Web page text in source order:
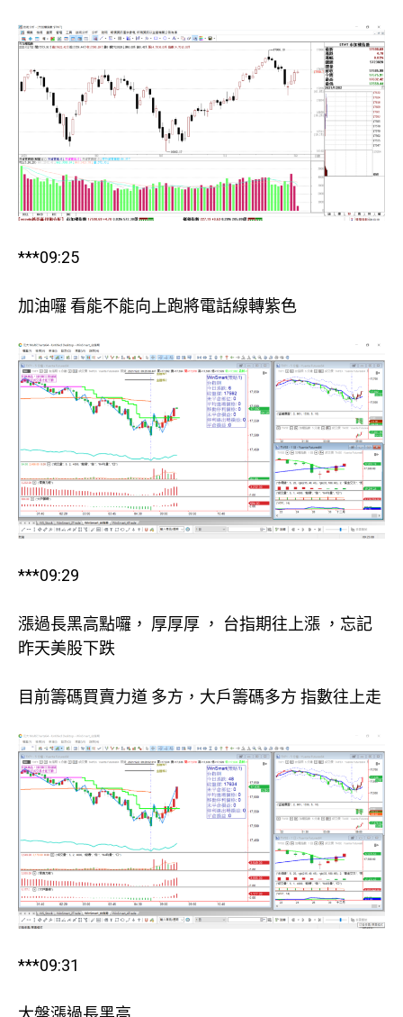
***09:25
加油囉 看能不能向上跑將電話線轉紫色
***09:29
漲過長黑高點囉， 厚厚厚 ， 台指期往上漲 ，忘記
昨天美股下跌
目前籌碼買賣力道 多方，大戶籌碼多方 指數往上走
***09:31